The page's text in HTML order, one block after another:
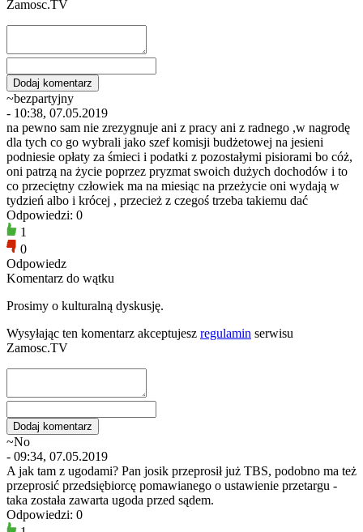
Zamosc.TV
~bezpartyjny
- 10:38, 07.05.2019
na pewno sam nie zrezygnuje ani z pracy ani z radnego ,w nagrodę
dla tych co go wybrali jako szef komisji budżetowej na jesieni
podniesie opłaty za śmieci i podatki z pozostałymi pisiorami bo cóż,
oni patrzą na życie poprzez pryzmat swoich dużych dochodów i to
co przeciętny człowiek ma na miesiąc na przeżycie oni wydają w
tydzień albo i krócej , przecież z czegoś trzeba takiemu dać
Odpowiedzi: 0
1
0
Odpowiedz
Komentarz do wątku
Prosimy o kulturalną dyskusję.
Wysyłając ten komentarz akceptujesz regulamin serwisu
Zamosc.TV
~No
- 09:34, 07.05.2019
A jak tam z ugodami? Pan josik przeprosił już TBS, podobno ma też
przeprosić przedsiębiorcę pomawianego o ustawienie przetargu -
taka została zawarta ugoda przed sądem.
Odpowiedzi: 0